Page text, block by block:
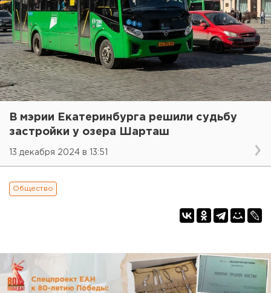
В мэрии Екатеринбурга решили судьбу
застройки у озера Шарташ
13 декабря 2024 в 13:51
Общество